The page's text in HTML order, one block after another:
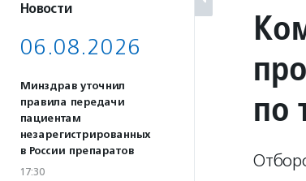
Новости
06.08.2026
Минздрав уточнил
правила передачи
пациентам
незарегистрированных
в России препаратов
17:30
по